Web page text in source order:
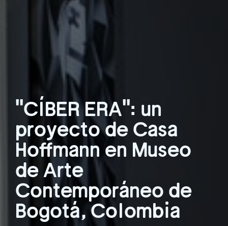
"CÍBER ERA": un
proyecto de Casa
Hoffmann en Museo
de Arte
Contemporáneo de
Bogotá, Colombia